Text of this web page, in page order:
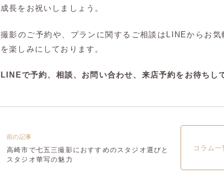
成長をお祝いしましょう。
撮影のご予約や、プランに関するご相談はLINEからお
を楽しみにしております。
LINEで予約、相談、お問い合わせ、来店予約をお待ちし
前の記事
高崎市で七五三撮影におすすめのスタジオ選びと
スタジオ華写の魅力
コラム一